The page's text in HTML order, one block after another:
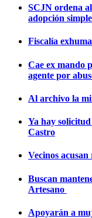
SCJN ordena
adopción simple
Fiscalía
Cae ex mando
agente por
Al archivo la
Ya hay
Castro
Vecinos
Buscan
Artesano
Apoyarán a